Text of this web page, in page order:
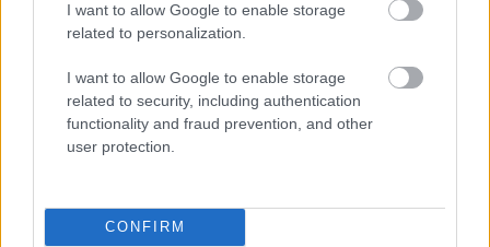
I want to allow Google to enable storage
related to personalization.
I want to allow Google to enable storage
related to security, including authentication
functionality and fraud prevention, and other
user protection.
CONFIRM